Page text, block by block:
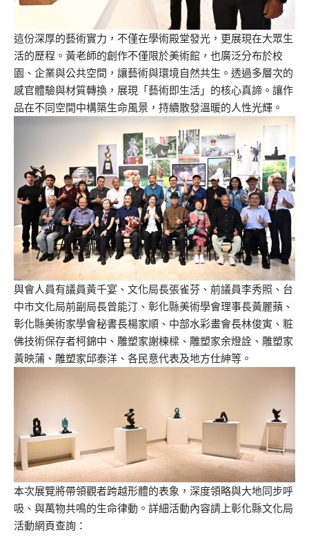
這份深厚的藝術實力，不僅在學術殿堂發光，更展現在大眾生
活的歷程。黃老師的創作不僅限於美術館，也廣泛分布於校
園、企業與公共空間，讓藝術與環境自然共生。透過多層次的
感官體驗與材質轉換，展現「藝術即生活」的核心真諦。讓作
品在不同空間中構築生命風景，持續散發溫暖的人性光輝。
與會人員有議員黃千宴、文化局長張雀芬、前議員李秀照、台
中市文化局前副局長曾能汀、彰化縣美術學會理事長黃麗蘋、
彰化縣美術家學會秘書長楊家順、中部水彩畫會長林俊寅、粧
佛技術保存者柯錦中、雕塑家謝棟樑、雕塑家余燈詮、雕塑家
黃映蒲、雕塑家邱泰洋、各民意代表及地方仕紳等。
本次展覽將帶領觀者跨越形體的表象，深度領略與大地同步呼
吸、與萬物共鳴的生命律動。詳細活動內容請上彰化縣文化局
活動網頁查詢：